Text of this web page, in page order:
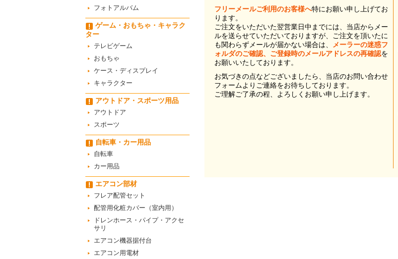
フォトアルバム
ゲーム・おもちゃ・キャラク
ター
テレビゲーム
おもちゃ
ケース・ディスプレイ
キャラクター
アウトドア・スポーツ用品
アウトドア
スポーツ
自転車・カー用品
自転車
カー用品
エアコン部材
フレア配管セット
配管用化粧カバー（室内用）
ドレンホース・パイプ・アクセ
サリ
エアコン機器据付台
エアコン用電材
フリーメールご利用のお客様へ特にお願い申し上げてお
ります。
ご注文をいただいた翌営業日中までには、当店からメー
ルを送らせていただいておりますが、ご注文を頂いたに
も関わらずメールが届かない場合は、
メーラーの迷惑フ
ォルダのご確認、ご登録時のメールアドレスの再確認を
お願いいたしております。
お気づきの点などございましたら、当店のお問い合わせ
フォームよりご連絡をお待ちしております。
ご理解ご了承の程、よろしくお願い申し上げます。